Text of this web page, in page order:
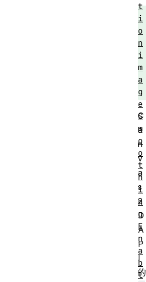
C
a
n
v
a
s
2
D
A
P
I
的
t
i
o
n
i
m
a
g
e
S
m
o
o
t
h
i
n
g
E
n
a
b
l